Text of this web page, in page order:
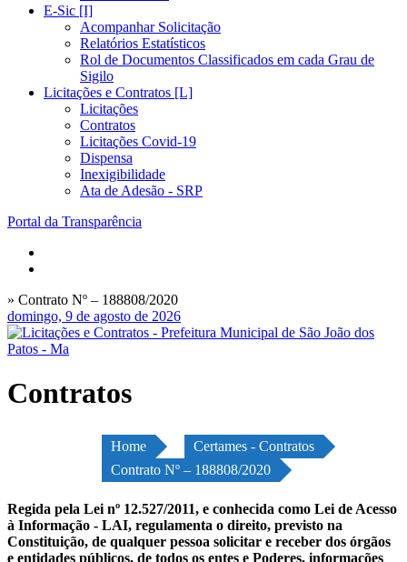
E-Sic [I]
Acompanhar Solicitação
Relatórios Estatísticos
Rol de Documentos Classificados em cada Grau de
Sigilo
Licitações e Contratos [L]
Licitações
Contratos
Licitações Covid-19
Dispensa
Inexigibilidade
Ata de Adesão - SRP
Portal da Transparência
» Contrato Nº – 188808/2020
domingo, 9 de agosto de 2026
Contratos
Home
Certames - Contratos
Contrato Nº – 188808/2020
Regida pela Lei nº 12.527/2011, e conhecida como Lei de Acesso
à Informação - LAI, regulamenta o direito, previsto na
Constituição, de qualquer pessoa solicitar e receber dos órgãos
e entidades públicos, de todos os entes e Poderes, informações